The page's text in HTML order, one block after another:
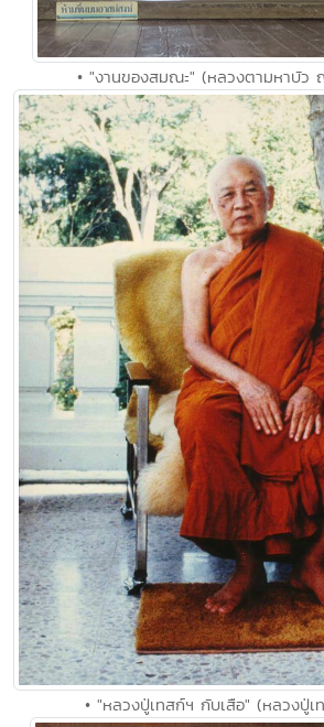
• "งานของสมณะ" (หลวงตามหาบัว
• "หลวงปู่เทสก์ฯ กับเสือ" (หลวงปู่เ